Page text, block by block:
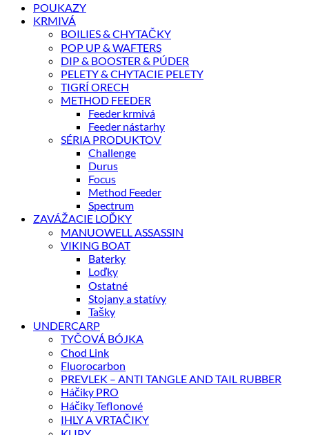
POUKAZY
KRMIVÁ
BOILIES & CHYTAČKY
POP UP & WAFTERS
DIP & BOOSTER & PÚDER
PELETY & CHYTACIE PELETY
TIGRÍ ORECH
METHOD FEEDER
Feeder krmivá
Feeder nástarhy
SÉRIA PRODUKTOV
Challenge
Durus
Focus
Method Feeder
Spectrum
ZAVÁŽACIE LOĎKY
MANUOWELL ASSASSIN
VIKING BOAT
Baterky
Loďky
Ostatné
Stojany a statívy
Tašky
UNDERCARP
TYČOVÁ BÓJKA
Chod Link
Fluorocarbon
PREVLEK – ANTI TANGLE AND TAIL RUBBER
Háčiky PRO
Háčiky Teflonové
IHLY A VRTAČIKY